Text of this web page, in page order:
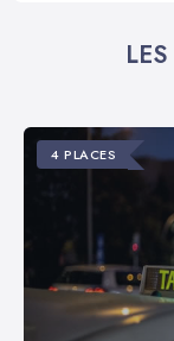
4 PLACES